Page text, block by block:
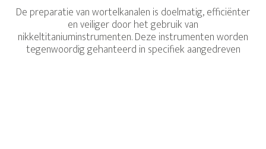
De preparatie van wortelkanalen is doelmatig, efficiënter
en veiliger door het gebruik van
nikkeltitaniuminstrumenten. Deze instrumenten worden
tegenwoordig gehanteerd in specifiek aangedreven